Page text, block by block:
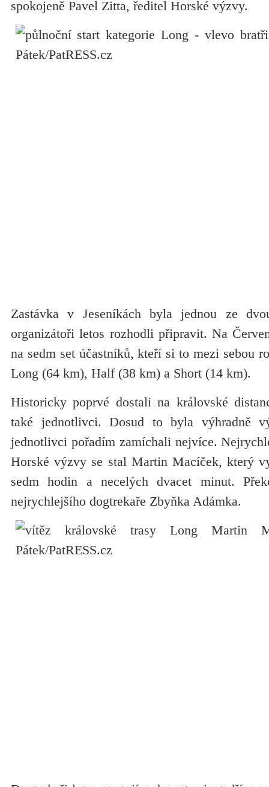
spokojeně Pavel Zitta, ředitel Horské výzvy.
Zastávka v Jeseníkách byla jednou ze
organizátoři letos rozhodli připravit. Na
na sedm set účastníků, kteří si to mezi sebou
Long (64 km), Half (38 km) a Short (14 km).
Historicky poprvé dostali na královské
také jednotlivci. Dosud to byla výhradně
jednotlivci pořadím zamíchali nejvíce.
Horské výzvy se stal Martin Macíček, který
sedm hodin a necelých dvacet minut.
nejrychlejšího dogtrekaře Zbyňka Adámka.